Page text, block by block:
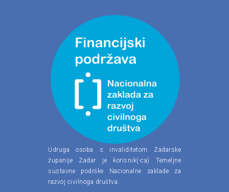
Udruga osoba s invaliditetom Zadarske
županije Zadar je korisnik(-ca) Temeljne
sustavne podrške Nacionalne zaklade za
razvoj civilnoga društva.